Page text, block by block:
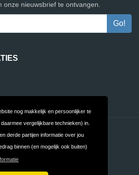
nog makkelijk en persoonlijker te
vergelijkbare technieken) in.
derde partijen informatie over jou
binnen (en mogelijk ook buiten)
onze nieuwsbrief te ontvangen.
Privacy
FAQ